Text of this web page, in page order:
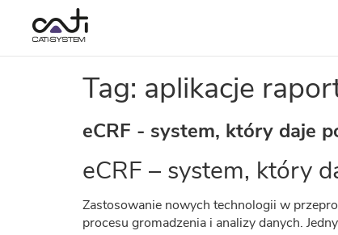
Tag: aplikacje
eCRF - system, który daje
eCRF – system, który
Zastosowanie nowych technologii w
procesu gromadzenia i analizy danych.